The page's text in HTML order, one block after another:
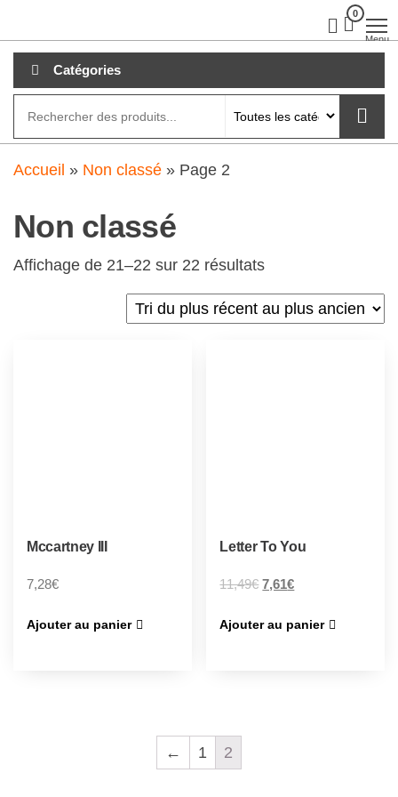
au
contenu
0
Menu
Catégories
Accueil » Non classé » Page 2
Non classé
Affichage de 21–22 sur 22 résultats
Mccartney III
7,28€
Ajouter au panier
Letter To You
11,49€ 7,61€
Ajouter au panier
← 1 2